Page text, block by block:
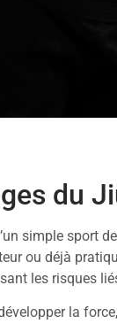
du
simple sport
ou déjà
les risques
la